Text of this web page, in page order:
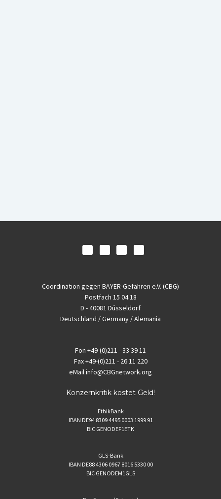
Coordination gegen BAYER-Gefahren e.V. (CBG)
Postfach 15 04 18
D - 40081 Düsseldorf
Deutschland / Germany / Alemania
Fon +49-(0)211 - 33 39 11
Fax+49-(0)211 - 26 11 220
eMailinfo@CBGnetwork.org
Konzernkritik kostet Geld!
EthikBank
IBAN DE94 8309 4495 0003 1999 91
BIC GENODEF1ETK
GLS-Bank
IBAN DE88 4306 0967 8016 5330 00
BIC GENODEM1GLS